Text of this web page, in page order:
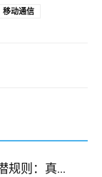
移动通信
规则：真...